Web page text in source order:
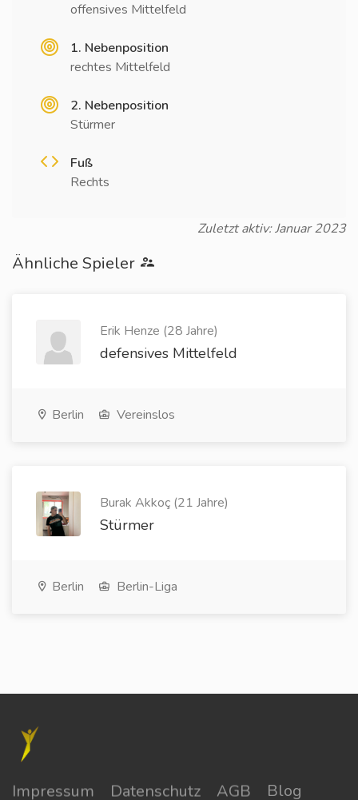
offensives Mittelfeld
1. Nebenposition
rechtes Mittelfeld
2. Nebenposition
Stürmer
Fuß
Rechts
Zuletzt aktiv: Januar 2023
Ähnliche Spieler
Erik Henze (28 Jahre)
defensives Mittelfeld
Berlin Vereinslos
Burak Akkoç (21 Jahre)
Stürmer
Berlin Berlin-Liga
Impressum Datenschutz AGB Blog